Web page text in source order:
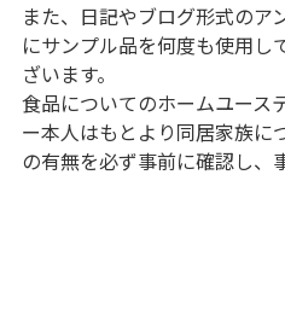
また、日記やブログ形式のア
にサンプル品を何度も使用し
ざいます。
食品についてのホームユース
ー本人はもとより同居家族に
の有無を必ず事前に確認し、